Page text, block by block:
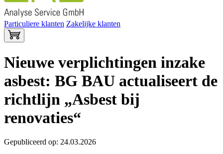
Particuliere klanten Zakelijke klanten
Nieuwe verplichtingen inzake
asbest: BG BAU actualiseert de
richtlijn „Asbest bij
renovaties“
Gepubliceerd op: 24.03.2026